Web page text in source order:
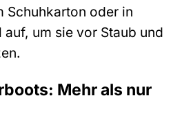
Schuhkarton oder in
auf, um sie vor Staub und
Mehr als nur